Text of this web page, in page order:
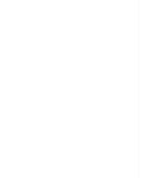
hvězdiček.
hvězdiček.